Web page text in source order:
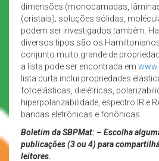
dimensões (monocamadas,
(cristais); soluções sólidas,
podem ser investigados também.
diversos tipos são os
conjunto muito grande de
a lista pode ser encontrada em
lista curta inclui propriedades
fotoelásticas, dielétricas,
hiperpolarizabilidade, espectro IR e
bandas eletrônicas e fonônicas.
Boletim da SBPMat: – Escolha
publicações (3 ou 4) para
leitores.